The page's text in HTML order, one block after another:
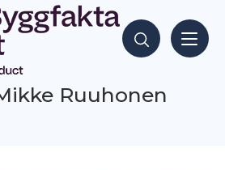
Hae sisältöjä
Ruuhonen